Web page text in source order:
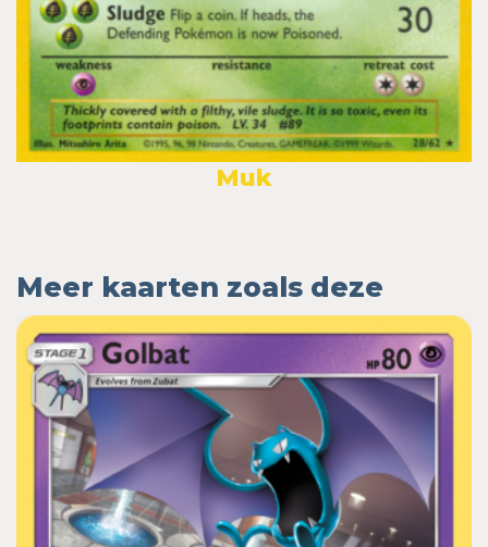
Muk
Meer kaarten zoals deze